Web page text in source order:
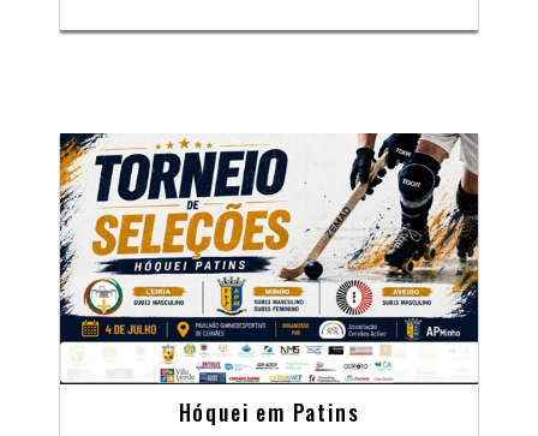
Hóquei em Patins